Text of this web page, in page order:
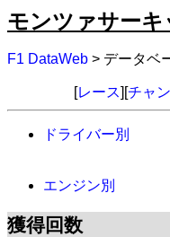
モンツァサー
F1 DataWeb > データベ
[レース][チャ
ドライバー別
エンジン別
獲得回数